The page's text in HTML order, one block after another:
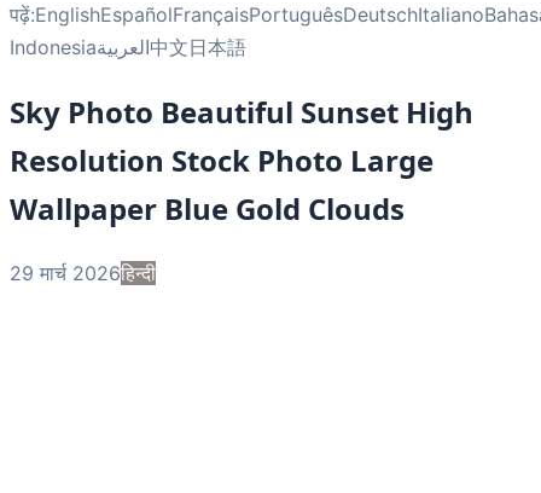
पढ़ें:EnglishEspañolFrançaisPortuguêsDeutschItaliano
Indonesiaالعربية中文日本語
Sky Photo Beautiful Sunset High
Resolution Stock Photo Large
Wallpaper Blue Gold Clouds
29 मार्च 2026हिन्दी